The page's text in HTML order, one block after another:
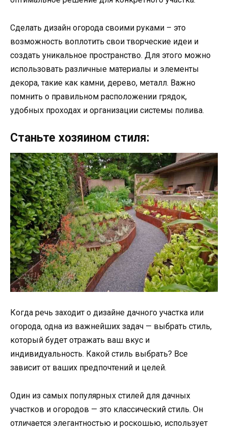
Сделать дизайн огорода своими руками – это
возможность воплотить свои творческие идеи и
создать уникальное пространство. Для этого можно
использовать различные материалы и элементы
декора, такие как камни, дерево, металл. Важно
помнить о правильном расположении грядок,
удобных проходах и организации системы полива.
Станьте хозяином стиля:
Когда речь заходит о дизайне дачного участка или
огорода, одна из важнейших задач — выбрать стиль,
который будет отражать ваш вкус и
индивидуальность. Какой стиль выбрать? Все
зависит от ваших предпочтений и целей.
Один из самых популярных стилей для дачных
участков и огородов — это классический стиль. Он
отличается элегантностью и роскошью, использует